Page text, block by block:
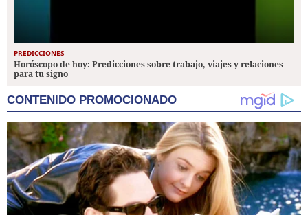
PREDICCIONES
Horóscopo de hoy: Predicciones sobre trabajo, viajes y relaciones
para tu signo
CONTENIDO PROMOCIONADO